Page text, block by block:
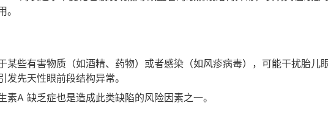
某些有害物质（如酒精、药物）或者感染（如风疹病毒），可能干扰胎儿
发先天性眼前段结构异常。
素A 缺乏症也是造成此类缺陷的风险因素之一。